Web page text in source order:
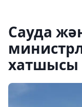
Сауда
хатшысы